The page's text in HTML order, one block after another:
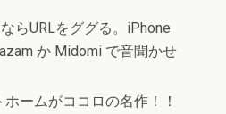
らURLをググる。iPhone
か Midomi で音聞かせ
ームがココロの名作！！